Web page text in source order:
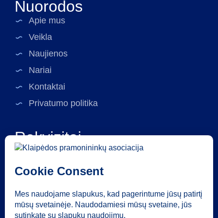
Nuorodos
Apie mus
Veikla
Naujienos
Nariai
Kontaktai
Privatumo politika
Rekvizitai
Klaipėdos pramonininkų asociacija
Asociacijos kodas: 141423752
a.s. LT16 7180 5000 0670 0441